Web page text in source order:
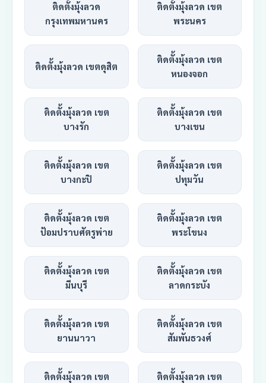
ติดตั้งมุ้งลวด
กรุงเทพมหานคร
ติดตั้งมุ้งลวด เขต
พระนคร
ติดตั้งมุ้งลวด เขตดุสิต
ติดตั้งมุ้งลวด เขต
หนองจอก
ติดตั้งมุ้งลวด เขต
บางรัก
ติดตั้งมุ้งลวด เขต
บางเขน
ติดตั้งมุ้งลวด เขต
บางกะปิ
ติดตั้งมุ้งลวด เขต
ปทุมวัน
ติดตั้งมุ้งลวด เขต
ป้อมปราบศัตรูพ่าย
ติดตั้งมุ้งลวด เขต
พระโขนง
ติดตั้งมุ้งลวด เขต
มีนบุรี
ติดตั้งมุ้งลวด เขต
ลาดกระบัง
ติดตั้งมุ้งลวด เขต
ยานนาวา
ติดตั้งมุ้งลวด เขต
สัมพันธวงศ์
ติดตั้งมุ้งลวด เขต
ติดตั้งมุ้งลวด เขต